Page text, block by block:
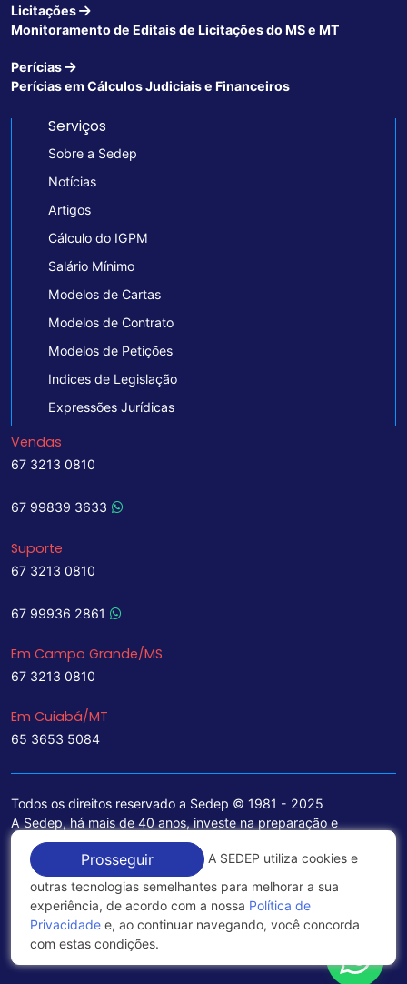
Licitações
Monitoramento de Editais de Licitações do MS e MT
Perícias
Perícias em Cálculos Judiciais e Financeiros
Serviços
Sobre a Sedep
Notícias
Artigos
Cálculo do IGPM
Salário Mínimo
Modelos de Cartas
Modelos de Contrato
Modelos de Petições
Indices de Legislação
Expressões Jurídicas
Vendas
67 3213 0810
67 99839 3633
Suporte
67 3213 0810
67 99936 2861
Em Campo Grande/MS
67 3213 0810
Em Cuiabá/MT
65 3653 5084
Todos os direitos reservado a Sedep © 1981 - 2025
A Sedep, há mais de 40 anos, investe na preparação e
treinamento de funcionários e na aquisição de tecnologia de
ponta para a ampliação de seu portfólio de serviços voltados
para a área jurídica, que contemplam informações seguras e
excelentes soluções empresariais.
Política de Privacidade
Prosseguir
A SEDEP utiliza cookies e
outras tecnologias semelhantes para melhorar a sua
experiência, de acordo com a nossa Política de
Privacidade e, ao continuar navegando, você concorda
com estas condições.